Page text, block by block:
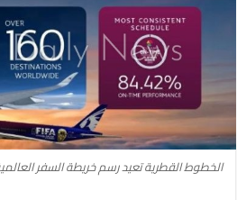
الخطوط القطرية تعيد رسم خريطة السفر العالمية